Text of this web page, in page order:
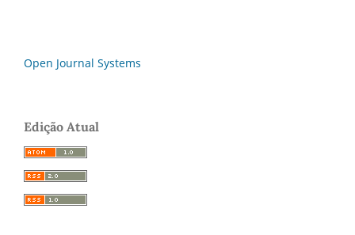
Open Journal Systems
Edição Atual